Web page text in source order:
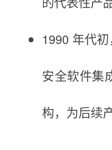
1990 年代
安全软件集
构，为后续